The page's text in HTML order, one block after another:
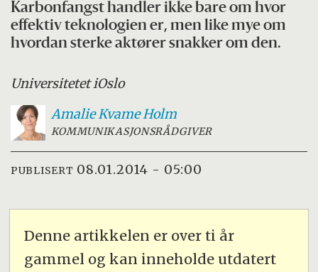
Karbonfangst handler ikke bare om hvor
effektiv teknologien er, men like mye om
hvordan sterke aktører snakker om den.
Universitetet iOslo
Amalie KvameHolm
KOMMUNIKASJONSRÅDGIVER
PUBLISERT 08.01.2014 - 05:00
Denne artikkelen er over ti år
gammel og kan inneholde utdatert